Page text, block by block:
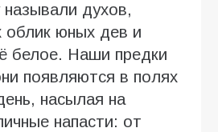
называли духов,
юных дев и
белое. Наши предки
появляются в полях
насылая на
напасти: от